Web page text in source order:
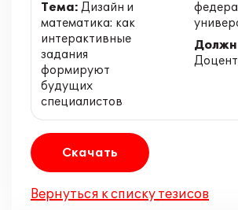
Тема: Дизайн и
математика: как
интерактивные
задания
формируют
будущих
специалистов
Доцент
Скачать
Вернуться к списку тезисов